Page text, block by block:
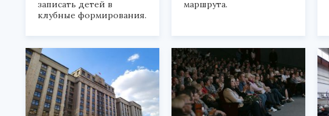
записать детей в
клубные формирования.
маршрута.